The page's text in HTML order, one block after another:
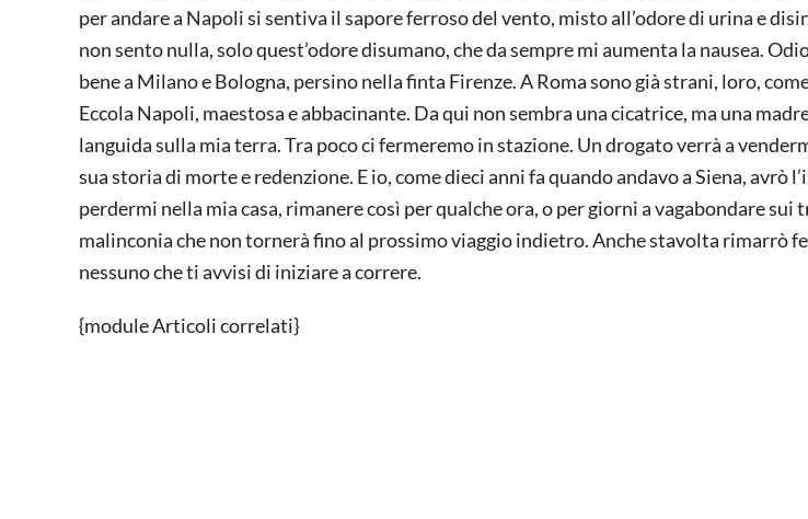
per andare a Napoli si sentiva il sapore ferroso del vento, misto all’odore di urina e
non sento nulla, solo quest’odore disumano, che da sempre mi aumenta la nausea.
bene a Milano e Bologna, persino nella finta Firenze. A Roma sono già strani, loro,
Eccola Napoli, maestosa e abbacinante. Da qui non sembra una cicatrice, ma una
languida sulla mia terra. Tra poco ci fermeremo in stazione. Un drogato verrà a
sua storia di morte e redenzione. E io, come dieci anni fa quando andavo a Siena, avrò
perdermi nella mia casa, rimanere così per qualche ora, o per giorni a vagabondare sui
malinconia che non tornerà fino al prossimo viaggio indietro. Anche stavolta rimarrò
nessuno che ti avvisi di iniziare a correre.
{module Articoli correlati}